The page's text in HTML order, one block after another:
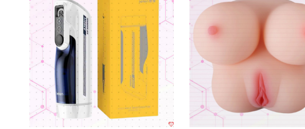
Cấu tạo lõi silicone chi tiết tăng cảm xúc
Bím giả siêu mềm Macaron của Magiceyes sẽ mang đến cho
đạo , kết hợp với bi cộm nhỏ li ti sẽ mang đến sự ma sát tối đa.
Dương vật của anh em sẽ liên tục được tác động vàocác điểm